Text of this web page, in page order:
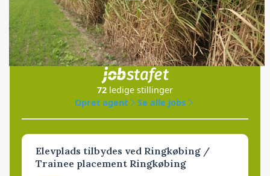
Jobs
i samarbejde med
72 ledige stillinger
Opret agent
Se alle jobs
Elevplads tilbydes ved Ringkøbing /
Trainee placement Ringkøbing